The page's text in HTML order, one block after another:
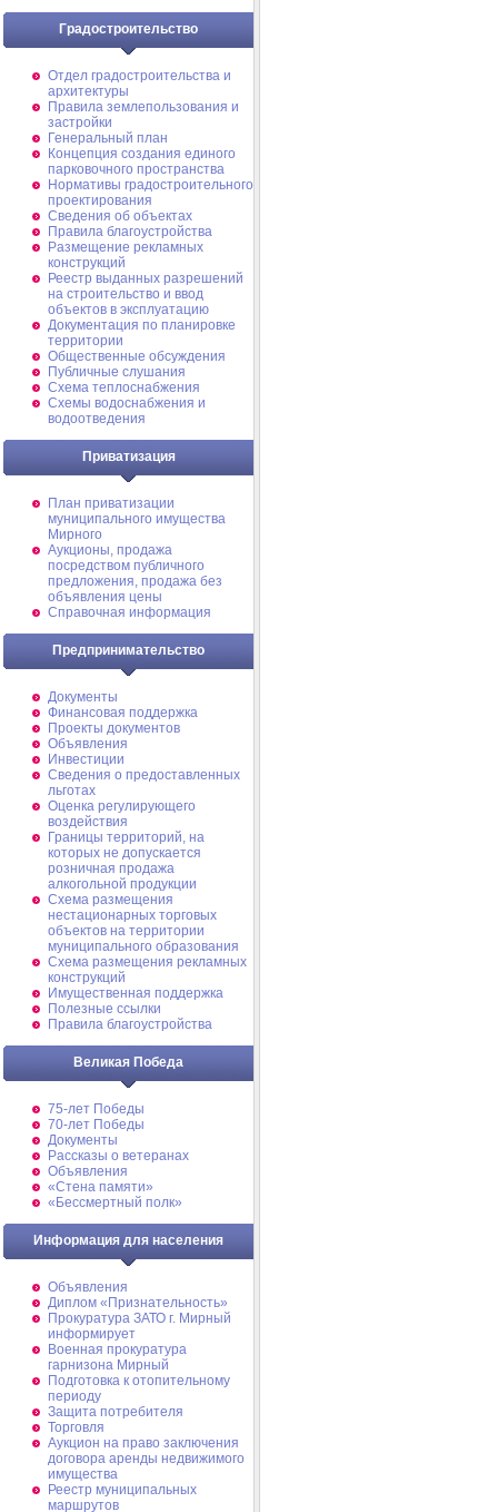
Градостроительство
Отдел градостроительства и
архитектуры
Правила землепользования и
застройки
Генеральный план
Концепция создания единого
парковочного пространства
Нормативы градостроительного
проектирования
Сведения об объектах
Правила благоустройства
Размещение рекламных
конструкций
Реестр выданных разрешений
на строительство и ввод
объектов в эксплуатацию
Документация по планировке
территории
Общественные обсуждения
Публичные слушания
Схема теплоснабжения
Схемы водоснабжения и
водоотведения
Приватизация
План приватизации
муниципального имущества
Мирного
Аукционы, продажа
посредством публичного
предложения, продажа без
объявления цены
Справочная информация
Предпринимательство
Документы
Финансовая поддержка
Проекты документов
Объявления
Инвестиции
Сведения о предоставленных
льготах
Оценка регулирующего
воздействия
Границы территорий, на
которых не допускается
розничная продажа
алкогольной продукции
Схема размещения
нестационарных торговых
объектов на территории
муниципального образования
Схема размещения рекламных
конструкций
Имущественная поддержка
Полезные ссылки
Правила благоустройства
Великая Победа
75-лет Победы
70-лет Победы
Документы
Рассказы о ветеранах
Объявления
«Стена памяти»
«Бессмертный полк»
Информация для населения
Объявления
Диплом «Признательность»
Прокуратура ЗАТО г. Мирный
информирует
Военная прокуратура
гарнизона Мирный
Подготовка к отопительному
периоду
Защита потребителя
Торговля
Аукцион на право заключения
договора аренды недвижимого
имущества
Реестр муниципальных
маршрутов